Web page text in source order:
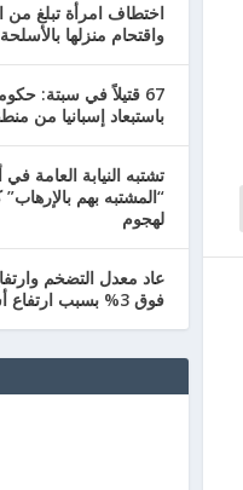
واقتحام منزلها
67 قتيلاً في سبتة:
باستبعاد إسبانيا من
تشتبه النيابة العامة
“المشتبه بهم
لهجوم
عاد معدل التضخم
فوق 3% بسبب ارتفاع أسعار الطاقة